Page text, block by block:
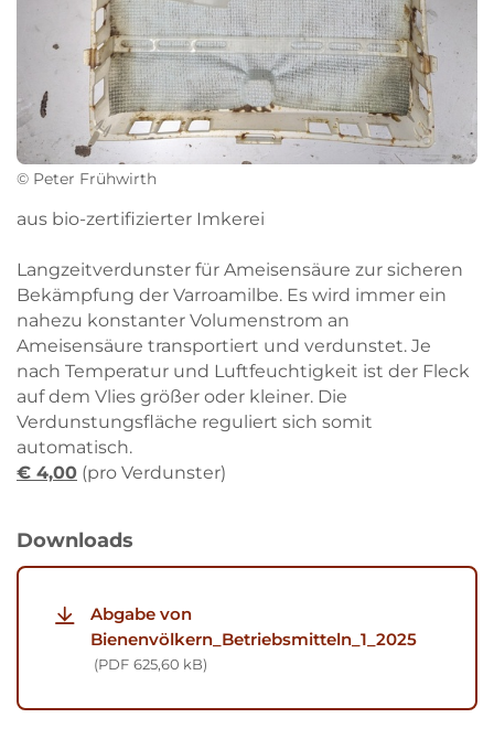
© Peter Frühwirth
aus bio-zertifizierter Imkerei
Langzeitverdunster für Ameisensäure zur sicheren
Bekämpfung der Varroamilbe. Es wird immer ein
nahezu konstanter Volumenstrom an
Ameisensäure transportiert und verdunstet. Je
nach Temperatur und Luftfeuchtigkeit ist der Fleck
auf dem Vlies größer oder kleiner. Die
Verdunstungsfläche reguliert sich somit
automatisch.
€ 4,00 (pro Verdunster)
Downloads
Abgabe von
Bienenvölkern_Betriebsmitteln_1_2025
PDF 625,60 kB